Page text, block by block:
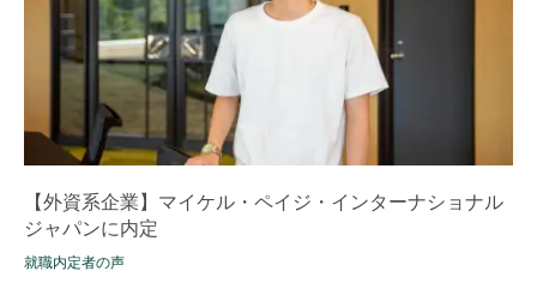
【外資系企業】マイケル・ペイジ・インターナショナル
ジャパンに内定
就職内定者の声